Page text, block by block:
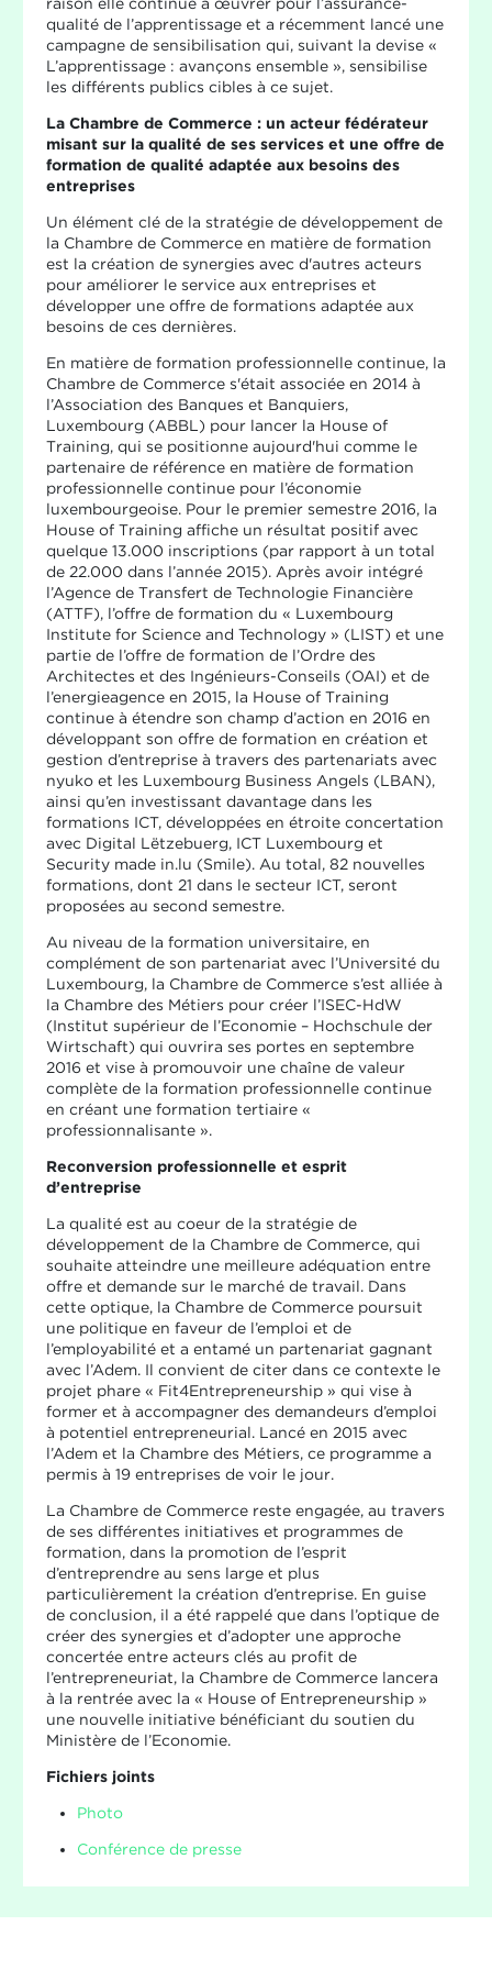
qualité de l’apprentissage et a récemment lancé une
campagne de sensibilisation qui, suivant la devise «
L’apprentissage : avançons ensemble », sensibilise
les différents publics cibles à ce sujet.
La Chambre de Commerce : un acteur fédérateur
misant sur la qualité de ses services et une offre de
formation de qualité adaptée aux besoins des
entreprises
Un élément clé de la stratégie de développement de
la Chambre de Commerce en matière de formation
est la création de synergies avec d'autres acteurs
pour améliorer le service aux entreprises et
développer une offre de formations adaptée aux
besoins de ces dernières.
En matière de formation professionnelle continue, la
Chambre de Commerce s'était associée en 2014 à
l’Association des Banques et Banquiers,
Luxembourg (ABBL) pour lancer la House of
Training, qui se positionne aujourd'hui comme le
partenaire de référence en matière de formation
professionnelle continue pour l’économie
luxembourgeoise. Pour le premier semestre 2016, la
House of Training affiche un résultat positif avec
quelque 13.000 inscriptions (par rapport à un total
de 22.000 dans l’année 2015). Après avoir intégré
l’Agence de Transfert de Technologie Financière
(ATTF), l’offre de formation du « Luxembourg
Institute for Science and Technology » (LIST) et une
partie de l’offre de formation de l’Ordre des
Architectes et des Ingénieurs-Conseils (OAI) et de
l’energieagence en 2015, la House of Training
continue à étendre son champ d’action en 2016 en
développant son offre de formation en création et
gestion d’entreprise à travers des partenariats avec
nyuko et les Luxembourg Business Angels (LBAN),
ainsi qu’en investissant davantage dans les
formations ICT, développées en étroite concertation
avec Digital Lëtzebuerg, ICT Luxembourg et
Security made in.lu (Smile). Au total, 82 nouvelles
formations, dont 21 dans le secteur ICT, seront
proposées au second semestre.
Au niveau de la formation universitaire, en
complément de son partenariat avec l’Université du
Luxembourg, la Chambre de Commerce s’est alliée à
la Chambre des Métiers pour créer l’ISEC-HdW
(Institut supérieur de l’Economie – Hochschule der
Wirtschaft) qui ouvrira ses portes en septembre
2016 et vise à promouvoir une chaîne de valeur
complète de la formation professionnelle continue
en créant une formation tertiaire «
professionnalisante ».
Reconversion professionnelle et esprit
d’entreprise
La qualité est au coeur de la stratégie de
développement de la Chambre de Commerce, qui
souhaite atteindre une meilleure adéquation entre
offre et demande sur le marché de travail. Dans
cette optique, la Chambre de Commerce poursuit
une politique en faveur de l’emploi et de
l’employabilité et a entamé un partenariat gagnant
avec l’Adem. Il convient de citer dans ce contexte le
projet phare « Fit4Entrepreneurship » qui vise à
former et à accompagner des demandeurs d’emploi
à potentiel entrepreneurial. Lancé en 2015 avec
l’Adem et la Chambre des Métiers, ce programme a
permis à 19 entreprises de voir le jour.
La Chambre de Commerce reste engagée, au travers
de ses différentes initiatives et programmes de
formation, dans la promotion de l’esprit
d’entreprendre au sens large et plus
particulièrement la création d’entreprise. En guise
de conclusion, il a été rappelé que dans l’optique de
créer des synergies et d’adopter une approche
concertée entre acteurs clés au profit de
l’entrepreneuriat, la Chambre de Commerce lancera
à la rentrée avec la « House of Entrepreneurship »
une nouvelle initiative bénéficiant du soutien du
Ministère de l’Economie.
Fichiers joints
Photo
Conférence de presse